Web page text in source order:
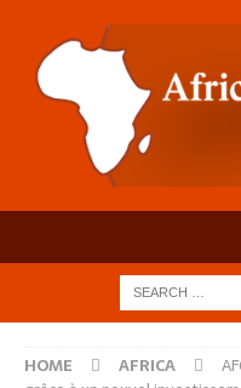
HOME AFRICA